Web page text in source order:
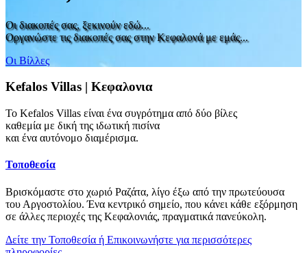
Οι διακοπές σας, ξεκινούν εδώ...
Οργανώστε τις διακοπές σας στην Κεφαλονά με εμάς...
Οι Βίλλες
Kefalos Villas | Κεφαλονια
To Kefalos Villas είναι ένα συγρότημα από δύο βίλες
καθεμία με δική της ιδωτική πισίνα
και ένα αυτόνομο διαμέρισμα.
Τοποθεσία
Βρισκόμαστε στο χωριό Ραζάτα, λίγο έξω από την πρωτεύουσα
του Αργοστολίου. Ένα κεντρικό σημείο, που κάνει κάθε εξόρμηση
σε άλλες περιοχές της Κεφαλονιάς, πραγματικά πανεύκολη.
Δείτε την Τοποθεσία ή Επικοινωνήστε για περισσότερες